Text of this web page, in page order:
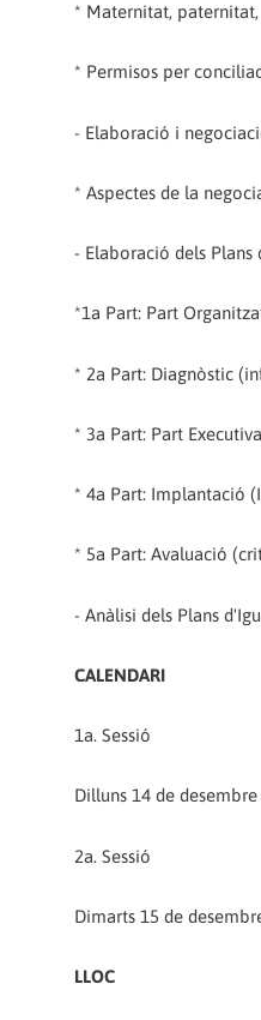
* Maternitat, paternitat,
* Permisos per
- Elaboració i
* Aspectes de la
- Elaboració dels Plans
*1a Part: Part
* 2a Part: Diagnòstic
* 3a Part: Part
* 4a Part: Implantació
* 5a Part: Avaluació
- Anàlisi dels Plans
CALENDARI
1a. Sessió
Dilluns 14 de
2a. Sessió
Dimarts 15 de
LLOC